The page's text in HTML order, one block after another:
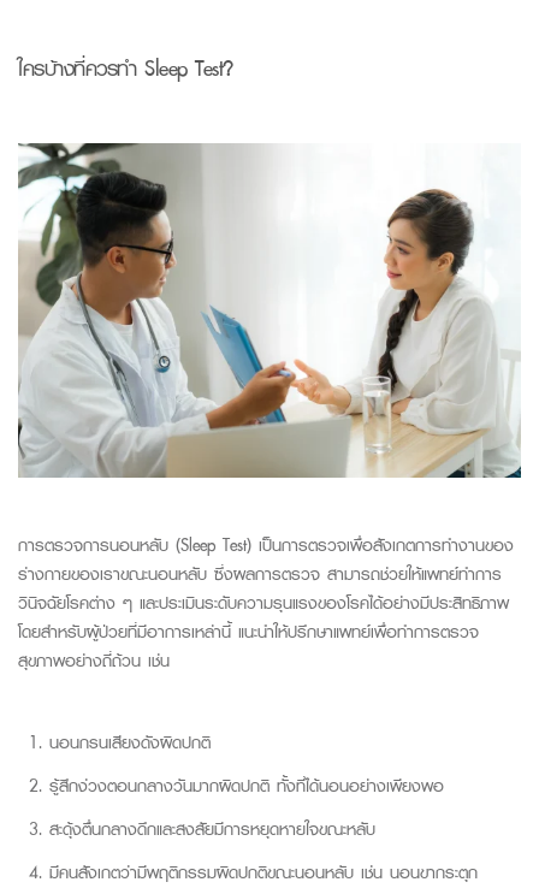
ใครบ้างที่ควรทำSleep Test?
การตรวจการนอนหลับ (Sleep Test) เป็นการตรวจเพื่อสังเกตการทำงานของ
ร่างกายของเราขณะนอนหลับ ซึ่งผลการตรวจ สามารถช่วยให้แพทย์ทำการ
วินิจฉัยโรคต่าง ๆ และประเมินระดับความรุนแรงของโรคได้อย่างมีประสิทธิภาพ
โดยสำหรับผู้ป่วยที่มีอาการเหล่าน แนะนำให้ปรึกษาแพทย์เพื่อทำการตรวจ
สุขภาพอย่างถี่ถ้วน เช่น
นอนกรนเสียงดังผิดปกติ
รู้สึกง่วงตอนกลางวันมากผิดปกติ ทั้งที่ได้นอนอย่างเพียงพอ
สะดุ้งตื่นกลางดึกและสงสัยมีการหยุดหายใจขณะหลับ
มีคนสังเกตว่ามีพฤติกรรมผิดปกติขณะนอนหลับ เช่น นอนขากระตุก